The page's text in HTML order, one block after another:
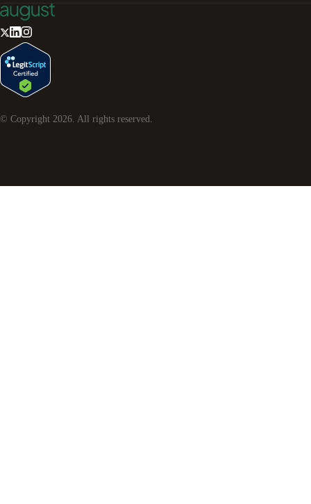
© Copyright 2026. All rights reserved.